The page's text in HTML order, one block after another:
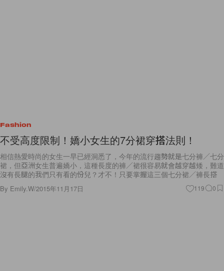
Fashion
不受高度限制！嬌小女生的7分裙穿搭法則！
相信熱愛時尚的女生一早已經洞悉了，今年的流行趨勢就是七分褲／七分
裙，但亞洲女生普遍嬌小，這種長度的褲／裙很容易就會越穿越矮，難道
沒有長腿的我們只有看的份兒？才不！只要掌握這三個七分裙／褲長搭
By Emily.W/2015年11月17日 119 0